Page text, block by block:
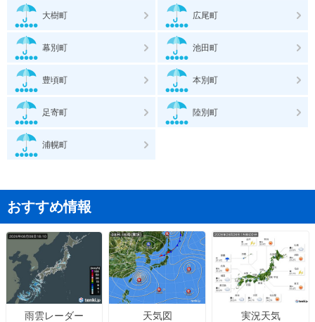
大樹町 広尾町
幕別町 池田町
豊頃町 本別町
足寄町 陸別町
浦幌町
おすすめ情報
雨雲レーダー 天気図 実況天気